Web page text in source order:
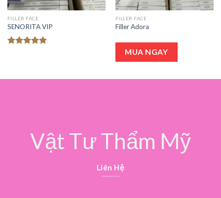
FILLER FACE
SENORITA VIP
FILLER FACE
Filler Adora
MUA NGAY
Vật Tư Thẩm Mỹ
Liên Hệ